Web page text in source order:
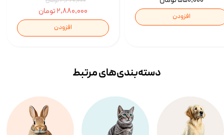
۲,۸۸۰,۰۰۰ تومان
افزودن
افزودن
دسته‌بندی‌‌های مرتبط